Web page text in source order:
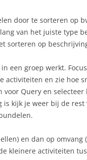
door te sorteren op
van het juiste type
sorteren op
een groep werkt.
activiteiten en zie hoe
Query en
kijk je weer bij de rest
en dan op omvang
kleinere activiteiten